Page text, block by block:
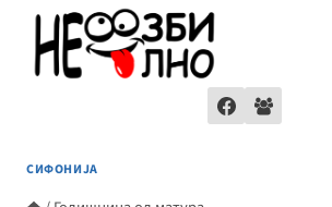
content
СИФОНИЈА